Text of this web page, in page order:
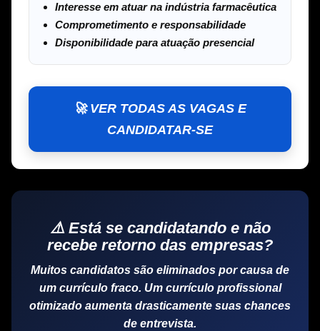
Interesse em atuar na indústria farmacêutica
Comprometimento e responsabilidade
Disponibilidade para atuação presencial
🚀 VER TODAS AS VAGAS E
CANDIDATAR-SE
⚠️ Está se candidatando e não
recebe retorno das empresas?
Muitos candidatos são eliminados por causa de
um currículo fraco. Um currículo profissional
otimizado aumenta drasticamente suas chances
de entrevista.